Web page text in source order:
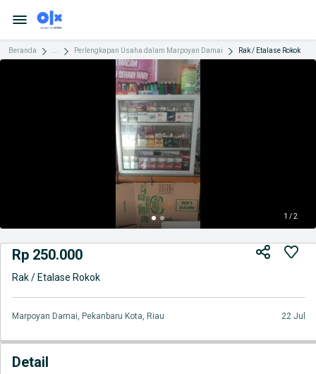
Beranda Perlengkapan Usaha dalam Marpoyan Damai Rak / Etalase Rokok
1 / 2
Rp 250.000
Rak / Etalase Rokok
Marpoyan Damai, Pekanbaru Kota, Riau 22 Jul
Detail